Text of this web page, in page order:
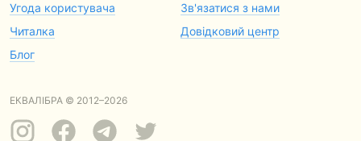
Угода користувача
Читалка
Блог
Зв'язатися з нами
Довідковий центр
ЕКВАЛІБРА © 2012–2026